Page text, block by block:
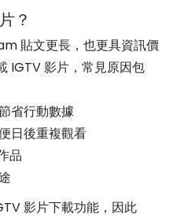
？
貼文更長，也更具資訊價
IGTV 影片，常見原因包
省行動數據
日後重複觀看
品
影片下載功能，因此